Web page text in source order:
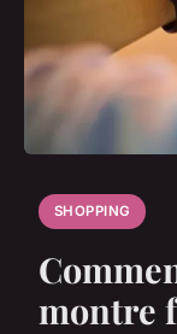
SHOPPING
montre